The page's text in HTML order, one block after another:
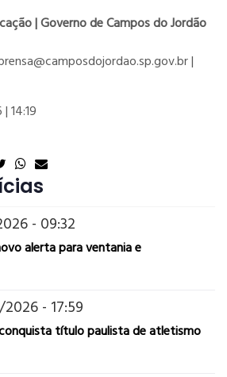
| Governo de Campos do Jordão
|
14:19
- 09:32
alerta para ventania e
- 17:59
título paulista de atletismo